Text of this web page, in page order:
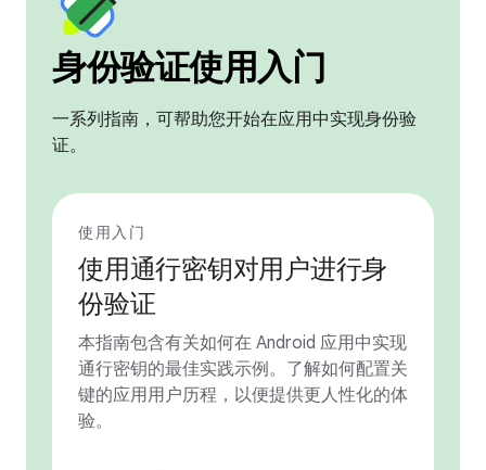
身份验证使用入门
一系列指南，可帮助您开始在应用中实现身份验
证。
使用入门
使用通行密钥对用户进行身
份验证
本指南包含有关如何在 Android 应用中实现
通行密钥的最佳实践示例。了解如何配置关
键的应用用户历程，以便提供更人性化的体
验。